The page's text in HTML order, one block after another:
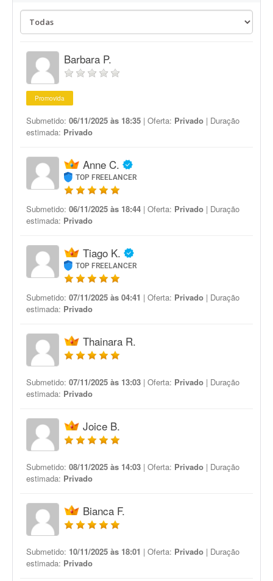
Barbara P.
Promovida
Submetido: 06/11/2025 às 18:35 | Oferta: Privado | Duração
estimada: Privado
Anne C.
TOP FREELANCER
Submetido: 06/11/2025 às 18:44 | Oferta: Privado | Duração
estimada: Privado
Tiago K.
TOP FREELANCER
Submetido: 07/11/2025 às 04:41 | Oferta: Privado | Duração
estimada: Privado
Thainara R.
Submetido: 07/11/2025 às 13:03 | Oferta: Privado | Duração
estimada: Privado
Joice B.
Submetido: 08/11/2025 às 14:03 | Oferta: Privado | Duração
estimada: Privado
Bianca F.
Submetido: 10/11/2025 às 18:01 | Oferta: Privado | Duração
estimada: Privado